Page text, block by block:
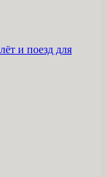
и поезд для